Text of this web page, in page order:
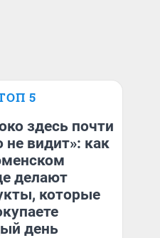
5
здесь почти
не видит»: как
делают
которые
день